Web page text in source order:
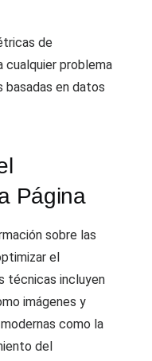
de
cualquier problema
en datos
Página
sobre las
el
técnicas incluyen
imágenes y
como la
del